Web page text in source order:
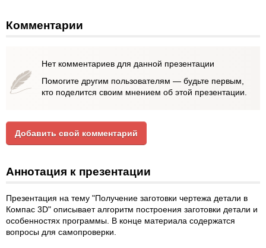
Комментарии
Нет комментариев для данной презентации
Помогите другим пользователям — будьте первым,
кто поделится своим мнением об этой презентации.
Добавить свой комментарий
Аннотация к презентации
Презентация на тему "Получение заготовки чертежа детали в
Компас 3D" описывает алгоритм построения заготовки детали и
особенностях программы. В конце материала содержатся
вопросы для самопроверки.